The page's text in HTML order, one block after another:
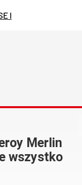
I
Merlin
wszystko